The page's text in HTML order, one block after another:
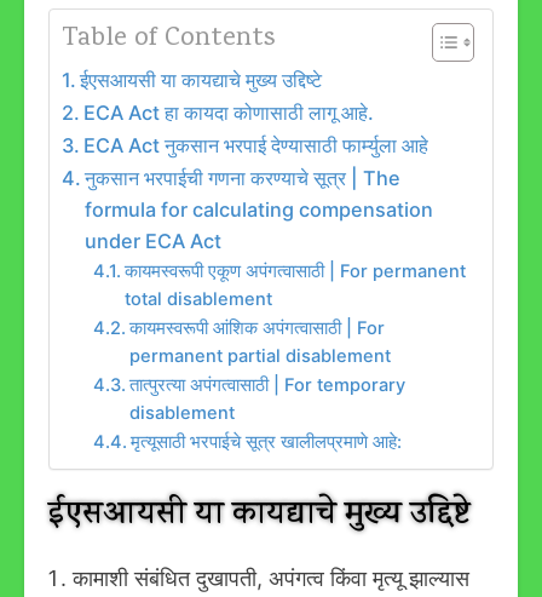
Table of Contents
ईएसआयसी या कायद्याचे मुख्य उद्दिष्टे
ECA Act हा कायदा कोणासाठी लागू आहे.
ECA Act नुकसान भरपाई देण्यासाठी फार्म्युला आहे
नुकसान भरपाईची गणना करण्याचे सूत्र | The
formula for calculating compensation
under ECA Act
कायमस्वरूपी एकूण अपंगत्वासाठी | For permanent
total disablement
कायमस्वरूपी आंशिक अपंगत्वासाठी | For
permanent partial disablement
तात्पुरत्या अपंगत्वासाठी | For temporary
disablement
मृत्यूसाठी भरपाईचे सूत्र खालीलप्रमाणे आहे:
ईएसआयसी या कायद्याचे मुख्य उद्दिष्टे
कामाशी संबंधित दुखापती, अपंगत्व किंवा मृत्यू झाल्यास